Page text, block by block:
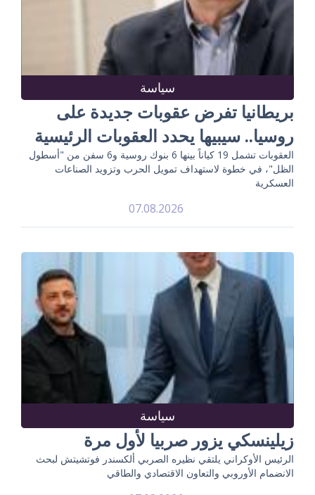
سياسة
بريطانيا تفرض عقوبات جديدة على
روسيا.. سيبيها يحدد العقوبات الرئيسية
العقوبات تشمل 19 كياناً بينها 6 بنوك روسية و6 سفن من "أسطول
الظل"، في خطوة لاستهداف تمويل الحرب وتزويد الصناعات
العسكرية
07.08.2026
سياسة
زيلينسكي يزور صربيا لأول مرة
الرئيس الأوكراني يلتقي نظيره الصربي ألكسندر فوتشيتش لبحث
الانضمام الأوروبي والتعاون الاقتصادي والطاقي